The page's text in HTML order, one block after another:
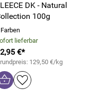
DK - Natural
100g
lieferbar
€*
129,50 €/kg